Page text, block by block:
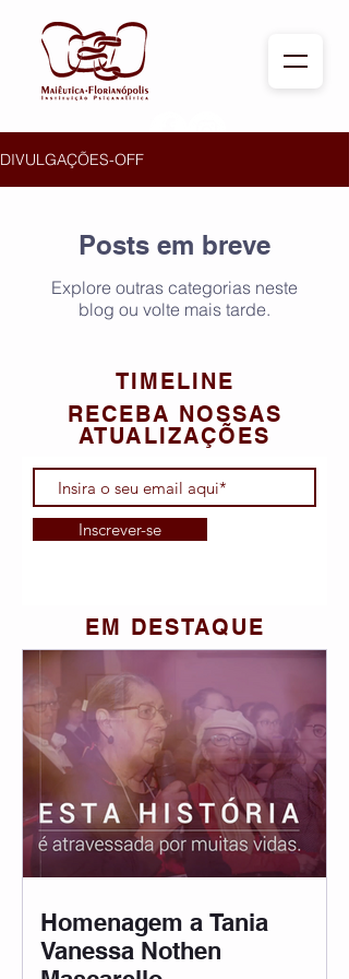
DIVULGAÇÕES-OFF
Posts em breve
Explore outras categorias neste
blog ou volte mais tarde.
TIMELINE
RECEBA NOSSAS
ATUALIZAÇÕES
Inscrever-se
EM DESTAQUE
Homenagem a Tania
Vanessa Nothen